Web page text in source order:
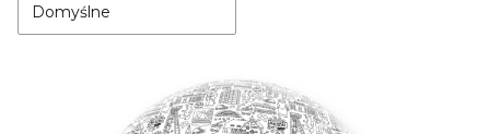
Domyślne